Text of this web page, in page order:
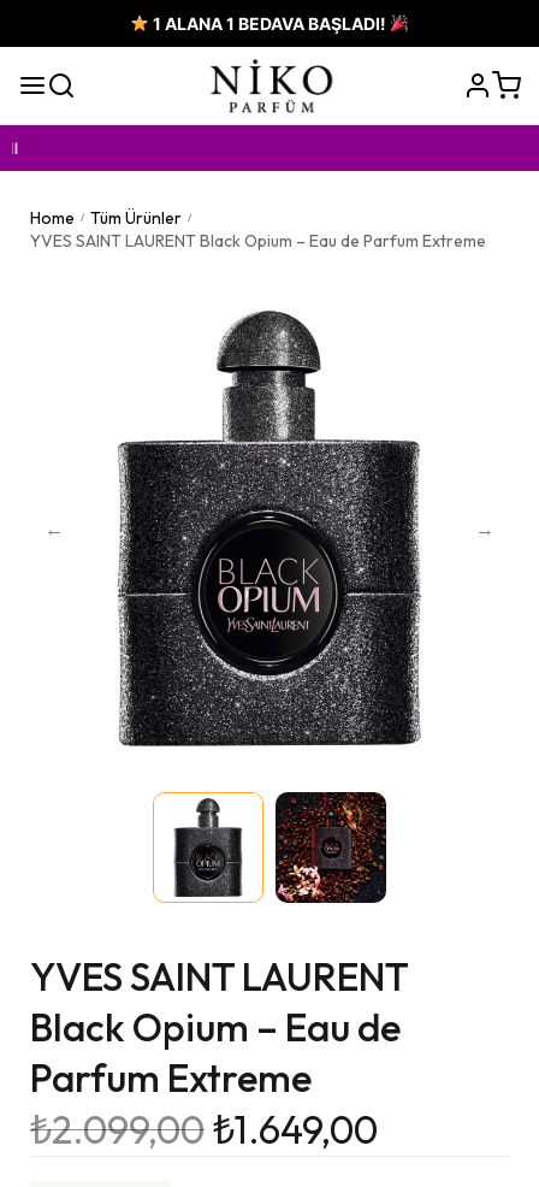
1 ALANA 1 BEDAVA BAŞLADI!
Home / Tüm Ürünler /
YVES SAINT LAURENT Black Opium – Eau de Parfum Extreme
YVES SAINT LAURENT
Black Opium – Eau de
Parfum Extreme
₺2.099,00₺1.649,00